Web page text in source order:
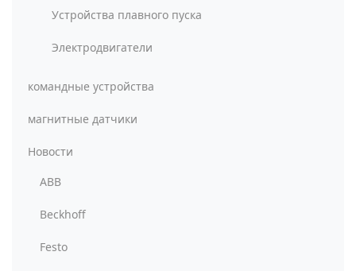
Устройства плавного пуска
Электродвигатели
командные устройства
магнитные датчики
Новости
ABB
Beckhoff
Festo